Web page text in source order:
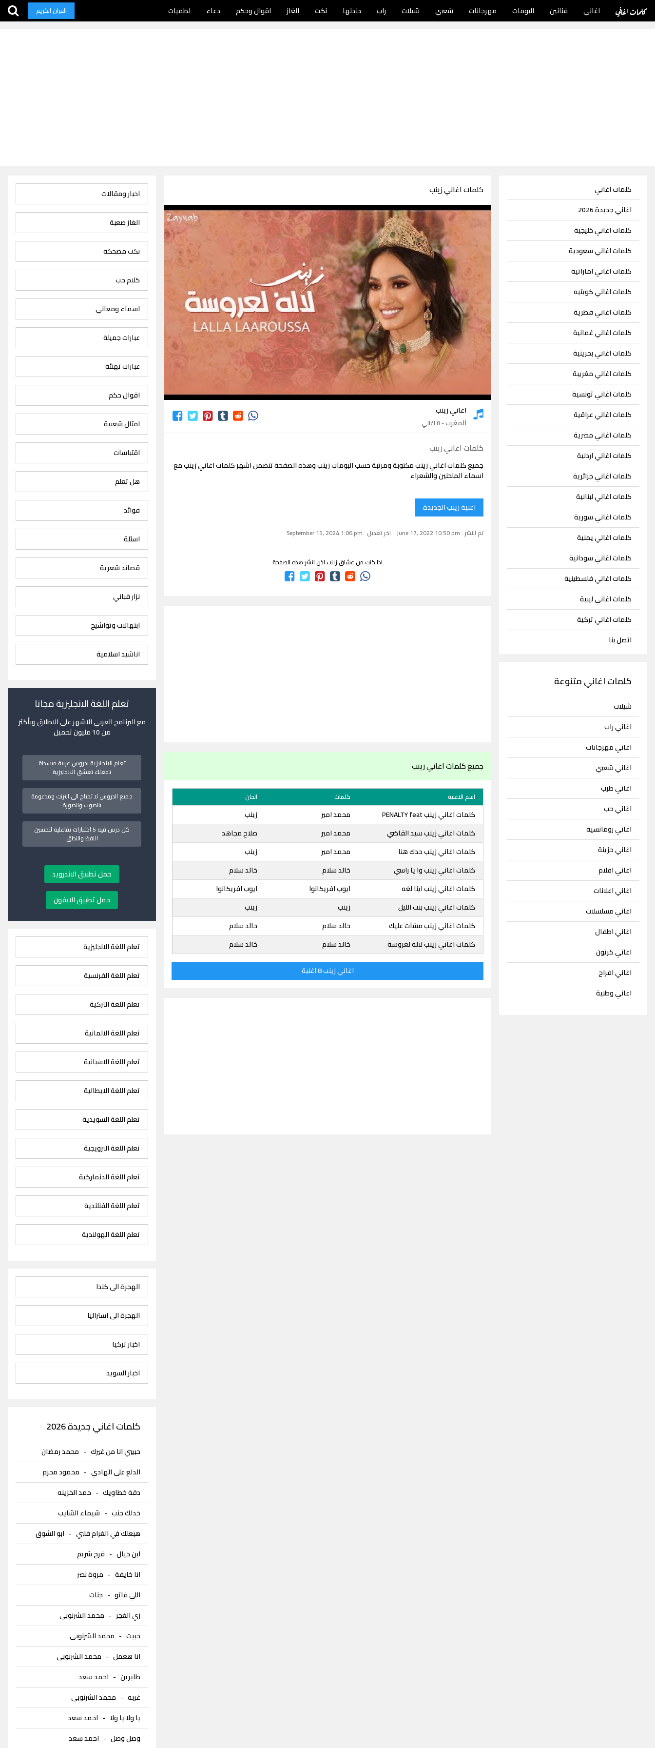
كلمات اغاني اغاني فنانين البومات مهرجانات شعبي شيلات راب دندنها نكت الغاز اقوال وحكم دعاء لطميات القران الكريم
كلمات اغاني
اغاني جديدة 2026
كلمات اغاني خليجية
كلمات اغاني سعودية
كلمات اغاني اماراتية
كلمات اغاني كويتيه
كلمات اغاني قطرية
كلمات اغاني عُمانية
كلمات اغاني بحرينية
كلمات اغاني مغريبة
كلمات اغاني تونسية
كلمات اغاني عراقية
كلمات اغاني مصرية
كلمات اغاني اردنية
كلمات اغاني جزائرية
كلمات اغاني لبنانية
كلمات اغاني سورية
كلمات اغاني يمنية
كلمات اغاني سودانية
كلمات اغاني فلسطينية
كلمات اغاني ليبية
كلمات اغاني تركية
اتصل بنا
كلمات اغاني متنوعة
شيلات
اغاني راب
اغاني مهرجانات
اغاني شعبي
اغاني طرب
اغاني حب
اغاني رومانسية
اغاني حزينة
اغاني افلام
اغاني اعلانات
اغاني مسلسلات
اغاني اطفال
اغاني كرتون
اغاني افراح
اغاني وطنية
كلمات اغاني زينب
كلمات اغاني زينب
اغاني زينب
المغرب- 8 اغاني
كلمات اغاني زينب
جميع كلمات اغاني زينب مكتوبة ومرتبة حسب البومات زينب وهذه الصفحة تتضمن اشهر كلمات اغاني زينب مع
اسماء الملحنين والشعراء
اغنية زينب الجديدة
تم النشر : June 17, 2022 10:50 pm اخر تعديل : September 15, 2024 1:06 pm
اذا كنت من عشاق زينب اذن انشر هذه الصفحة
جميع كلمات اغاني زينب
اسم الاغنية كلمات الحان
كلمات اغاني زينب PENALTY feat محمد امير
زينب
كلمات اغاني زينب سيد القاضي
محمد امير
صلاح مجاهد
كلمات اغاني زينب حدك هنا
محمد امير
زينب
كلمات اغاني زينب وا يا راسي
خالد سلام
خالد سلام
كلمات اغاني زينب اينا لغه
ايوب افريكانوا
ايوب افريكانوا
كلمات اغاني زينب بنت الليل
زينب
زينب
كلمات اغاني زينب مشات عليك
خالد سلام
خالد سلام
كلمات اغاني زينب لاله لعروسة
خالد سلام خالد سلام
اغاني زينب 8 اغنية
اخبار ومقالات
الغاز صعبة
نكت مضحكة
كلام حب
اسماء ومعاني
عبارات جميلة
عبارات تهنئة
اقوال حكم
امثال شعبية
اقتباسات
هل تعلم
فوائد
اسئلة
قصائد شعرية
نزار قباني
ابتهالات وتواشيح
اناشيد اسلامية
تعلم اللغة الانجليزية مجانا
مع البرنامج العربي الاشهر على الاطلاق وبأكثر
من 10 مليون تحميل
تعلم الانجليزية بدروس عربية مبسطة
تجعلك تعشق الانجليزية
جميع الدروس لا تحتاج الى انترنت ومدعومة
بالصوت والصورة
كل درس فيه 5 اختبارات تفاعلية لتحسين
اللفظ والنطق
حمل تطبيق الاندرويد
حمل تطبيق الايفون
تعلم اللغة الانجليزية
تعلم اللغة الفرنسية
تعلم اللغة التركية
تعلم اللغة الالمانية
تعلم اللغة الاسبانية
تعلم اللغة الايطالية
تعلم اللغة السويدية
تعلم اللغة النرويجية
تعلم اللغة الدنماركية
تعلم اللغة الفنلندية
تعلم اللغة الهولندية
الهجرة الى كندا
الهجرة الى استراليا
اخبار تركيا
اخبار السويد
كلمات اغاني جديدة 2026
حبيبي انا من غيرك- محمد رمضان
الدلع على الهادي- محمود محرم
دقة خطاويك- حمد الخزينه
خدلك جنب- شيماء الشايب
هبعلك في الغرام قلبي- ابو الشوق
ابن خيال- فرح شريم
انا خايفة- مروة نصر
اللي فاتو- جنات
زي الغجر - محمد الشرنوبى
حبيت- محمد الشرنوبى
انا هعمل- محمد الشرنوبى
طايرين- احمد سعد
غربه- محمد الشرنوبى
يا ولا يا ولا- احمد سعد
وصل وصل- احمد سعد